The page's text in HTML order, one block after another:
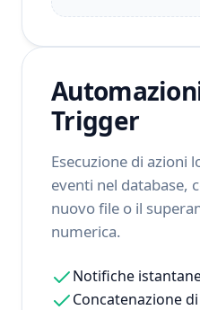
Trigger
Esecuzione di azioni
eventi nel database,
nuovo file o il
numerica.
Notifiche
Concatenazione